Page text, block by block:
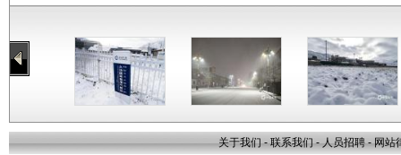
关于我们 - 联系我们 - 人员招聘 - 网站